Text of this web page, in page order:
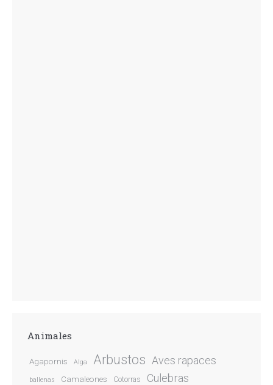
Animales
Agapornis Alga Arbustos Aves rapaces
ballenas Camaleones Cotorras Culebras